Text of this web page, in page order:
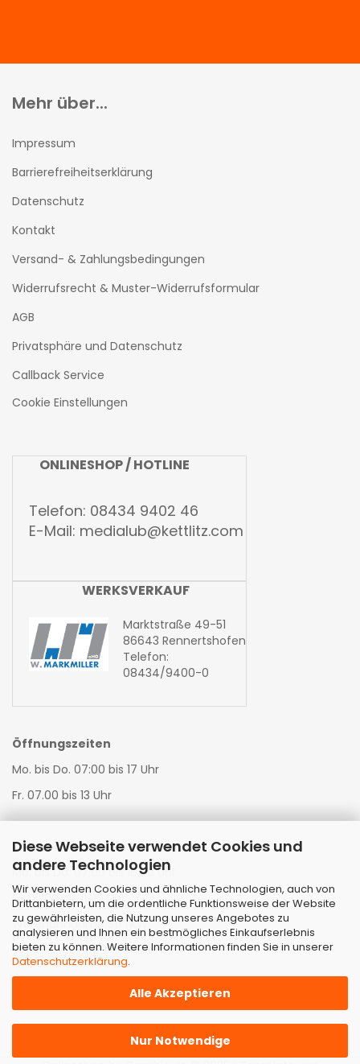
Diese Webseite verwendet Cookies und
andere Technologien
Wir verwenden Cookies und ähnliche Technologien, auch von
Drittanbietern, um die ordentliche Funktionsweise der Website
zu gewährleisten, die Nutzung unseres Angebotes zu
analysieren und Ihnen ein bestmögliches Einkaufserlebnis
bieten zu können. Weitere Informationen finden Sie in unserer
Datenschutzerklärung.
Alle Akzeptieren
Nur Notwendige
Mehr über...
Impressum
Barrierefreiheitserklärung
Datenschutz
Kontakt
Versand- & Zahlungsbedingungen
Widerrufsrecht & Muster-Widerrufsformular
AGB
Privatsphäre und Datenschutz
Callback Service
Cookie Einstellungen
ONLINESHOP / HOTLINE
Telefon: 08434 9402 46
E-Mail: medialub@kettlitz.com
WERKSVERKAUF
Marktstraße 49-51
86643 Rennertshofen
Telefon:
08434/9400-0
Öffnungszeiten
Mo. bis Do. 07:00 bis 17 Uhr
Fr. 07.00 bis 13 Uhr
Warenannahme LKW:
Mo. bis Do. 07:00 bis 16:00 Uhr
Fr. 07:00 bis 11:00 Uhr
Warenannahme StrTKW:
Mo. bis Fr. 07:00 bis 11:00 Uhr